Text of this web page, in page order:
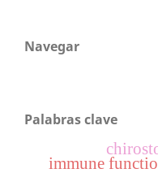
Navegar
Palabras clave
immune